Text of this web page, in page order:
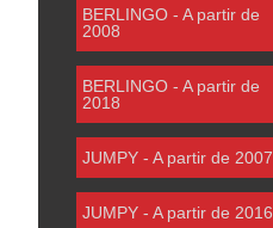
BERLINGO - A partir de
2008
BERLINGO - A partir de
2018
JUMPY - A partir de 2007
JUMPY - A partir de 2016